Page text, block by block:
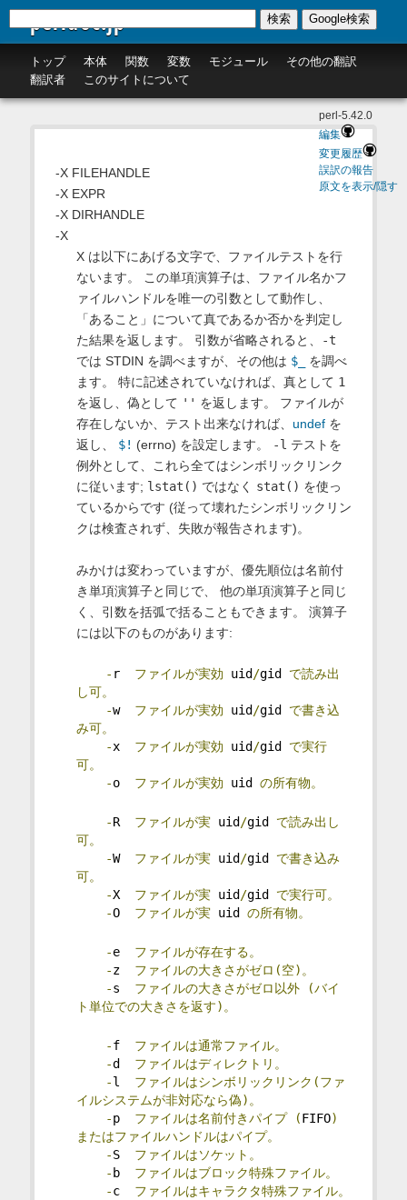
perldoc.jp
トップ 本体 関数 変数 モジュール
その他の翻訳
翻訳者
このサイトについて
検索 Google検索
perl-5.42.0
編集
変更履歴
誤訳の報告
原文を表示/隠す
-X FILEHANDLE
-X EXPR
-X DIRHANDLE
-X
X は以下にあげる文字で、ファイルテストを行
ないます。 この単項演算子は、ファイル名かフ
ァイルハンドルを唯一の引数として動作し、
「あること」について真であるか否かを判定し
た結果を返します。 引数が省略されると、
-t
では STDIN を調べますが、その他は $_
を調べ
ます。 特に記述されていなければ、真として 1
を返し、偽として '' を返します。 ファイルが
存在しないか、テスト出来なければ、 undefを
返し、 $! (errno) を設定します。 -l テストを
例外として、これら全てはシンボリックリンク
に従います; lstat() ではなく stat() を使っ
ているからです (従って壊れたシンボリックリン
クは検査されず、失敗が報告されます)。
みかけは変わっていますが、優先順位は名前付
き単項演算子と同じで、 他の単項演算子と同じ
く、引数を括弧で括ることもできます。 演算子
には以下のものがあります:
- r ファイルが実効 uid/gid で読み出
し可。
-w ファイルが実効 uid/gid で書き込
み可。
-x ファイルが実効 uid/gid で実行
可。
-o ファイルが実効 uid の所有物。
-R ファイルが実 uid/gid で読み出し
可。
-W ファイルが実 uid/gid で書き込み
可。
-X ファイルが実 uid/gid で実行可。
-O ファイルが実 uid の所有物。
-e ファイルが存在する。
-z ファイルの大きさがゼロ(空)。
-s ファイルの大きさがゼロ以外
(バイ
ト単位での大きさを返す)。
-f ファイルは通常ファイル。
-d ファイルはディレクトリ。
-l ファイルはシンボリックリンク(ファ
イルシステムが非対応なら偽)。
-p ファイルは名前付きパイプ (FIFO)
またはファイルハンドルはパイプ。
-S ファイルはソケット。
- b ファイルはブロック特殊ファイル。
-c ファイルはキャラクタ特殊ファイル。